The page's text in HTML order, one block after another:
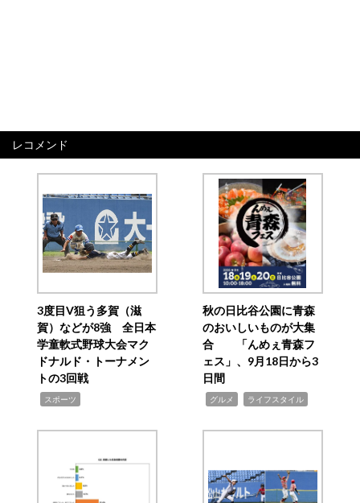
レコメンド
3度目V狙う多賀（滋
賀）などが8強 全日本
学童軟式野球大会マク
ドナルド・トーナメン
トの3回戦
スポーツ
秋の日比谷公園に青森
のおいしいものが大集
合 「んめぇ青森フ
ェス」、9月18日から3
日間
グルメ ライフスタイル